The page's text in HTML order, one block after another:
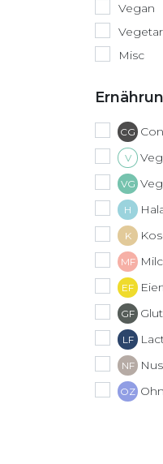
Vegan
Misc
CG
V
VG
H
K
MF
EF
GF
LF
NF
OZ